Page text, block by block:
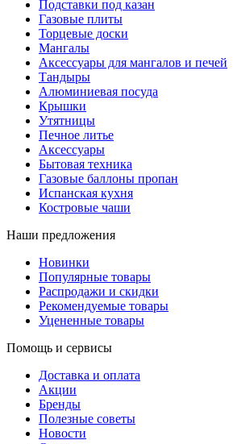
Подставки под казан
Газовые плиты
Торцевые доски
Мангалы
Аксессуары для мангалов и печей
Тандыры
Алюминиевая посуда
Крышки
Утятницы
Печное литье
Аксессуары
Бытовая техника
Газовые баллоны пропан
Испанская кухня
Костровые чаши
Наши предложения
Новинки
Популярные товары
Распродажи и скидки
Рекомендуемые товары
Уцененные товары
Помощь и сервисы
Доставка и оплата
Акции
Бренды
Полезные советы
Новости